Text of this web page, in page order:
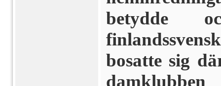
betydde
bosatte sig